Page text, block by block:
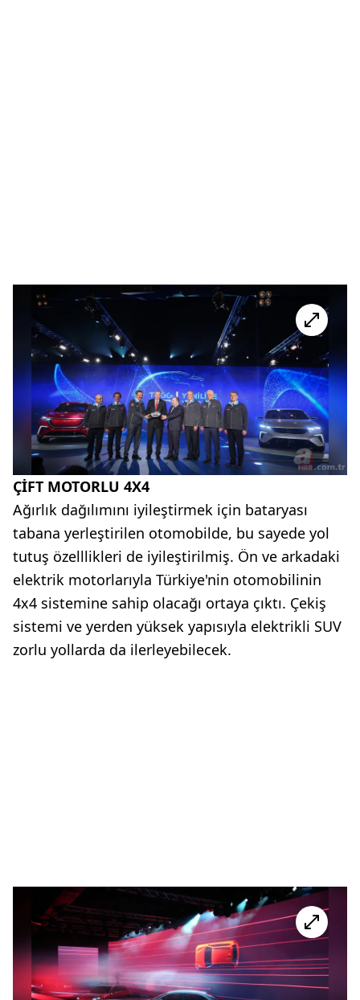
ÇİFT MOTORLU 4X4
Ağırlık dağılımını iyileştirmek için bataryası
tabana yerleştirilen otomobilde, bu sayede yol
tutuş özelllikleri de iyileştirilmiş. Ön ve arkadaki
elektrik motorlarıyla Türkiye'nin otomobilinin
4x4 sistemine sahip olacağı ortaya çıktı. Çekiş
sistemi ve yerden yüksek yapısıyla elektrikli SUV
zorlu yollarda da ilerleyebilecek.